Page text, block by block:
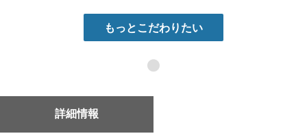
もっとこだわりたい
●
詳細情報